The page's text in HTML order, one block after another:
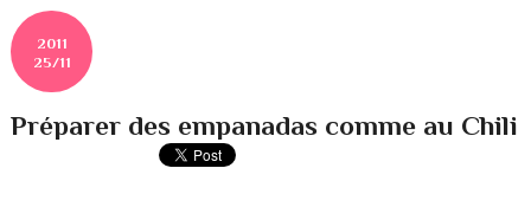
2011
25/11
Préparer des empanadas comme au Chili